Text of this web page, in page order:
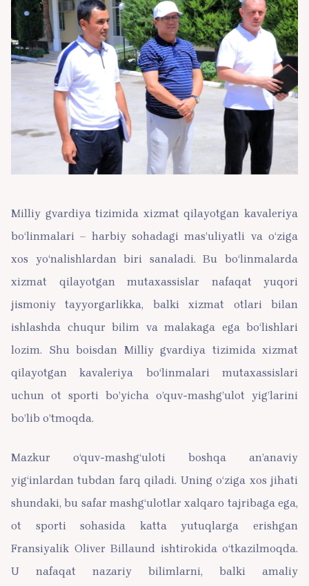
Milliy gvardiya tizimida xizmat qilayotgan kavaleriya
bo‘linmalari – harbiy sohadagi mas’uliyatli va o‘ziga
xos yo‘nalishlardan biri sanaladi. Bu bo‘linmalarda
xizmat qilayotgan mutaxassislar nafaqat yuqori
jismoniy tayyorgarlikka, balki xizmat otlari bilan
ishlashda chuqur bilim va malakaga ega bo‘lishlari
lozim. Shu boisdan Milliy gvardiya tizimida xizmat
qilayotgan kavaleriya bo‘linmalari mutaxassislari
uchun ot sporti bo’yicha o’quv-mashg’ulot yig’larini
bo’lib o’tmoqda.
Mazkur o‘quv-mashg‘uloti boshqa an’anaviy
yig‘inlardan tubdan farq qiladi. Uning o‘ziga xos jihati
shundaki, bu safar mashg‘ulotlar xalqaro tajribaga ega,
ot sporti sohasida katta yutuqlarga erishgan
Fransiyalik Oliver Billaund ishtirokida o‘tkazilmoqda.
U nafaqat nazariy bilimlarni, balki amaliy